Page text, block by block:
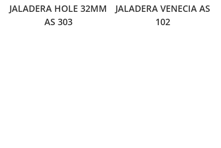
JALADERA HOLE 32MM
AS 303
JALADERA VENECIA AS
102